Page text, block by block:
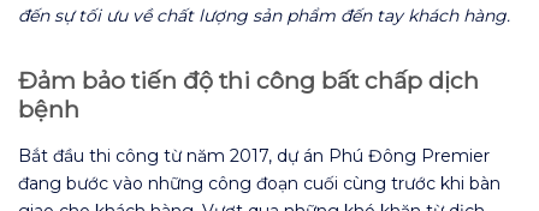
đến sự tối ưu về chất lượng sản phẩm đến tay khách hàng.
Đảm bảo tiến độ thi công bất chấp dịch
bệnh
Bắt đầu thi công từ năm 2017, dự án Phú Đông Premier
đang bước vào những công đoạn cuối cùng trước khi bàn